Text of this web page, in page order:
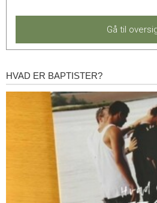
Gå til
Hvad
HVAD ER BAPTISTER?